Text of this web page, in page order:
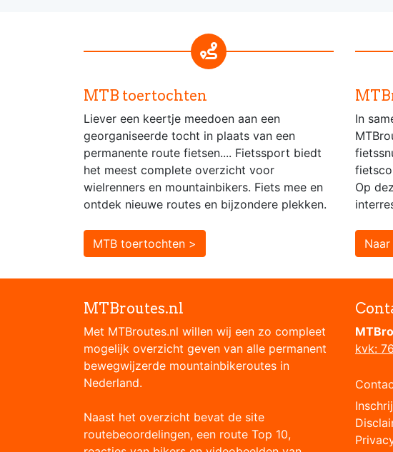
MTB toertochten
Liever een keertje meedoen aan een
georganiseerde tocht in plaats van een
permanente route fietsen.... Fietssport biedt
het meest complete overzicht voor
wielrenners en mountainbikers. Fiets mee en
ontdek nieuwe routes en bijzondere plekken.
MTB toertochten >
In
Op
MTBroutes.nl
Met MTBroutes.nl willen wij een zo compleet
mogelijk overzicht geven van alle permanent
bewegwijzerde mountainbikeroutes in
Nederland.
Naast het overzicht bevat de site
routebeoordelingen, een route Top 10,
kvk: